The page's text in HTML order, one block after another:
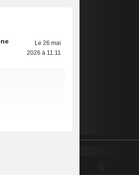
Le 26 mai
2026 à 11:11